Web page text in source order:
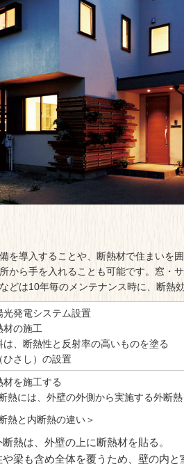
を導入することや、断熱材で住まいを
から手を入れることも可能です。窓・
どは10年毎のメンテナンス時に、断熱
光発電システム設置
材の施工
は、断熱性と反射率の高いものを塗る
ひさし）の設置
材を施工する
熱には、外壁の外側から実施する外断
熱と内断熱の違い＞
断熱は、外壁の上に断熱材を貼る。
や梁も含め全体を覆うため、壁の内